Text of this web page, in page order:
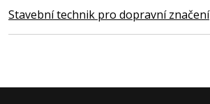
Stavební technik pro dopravní značení